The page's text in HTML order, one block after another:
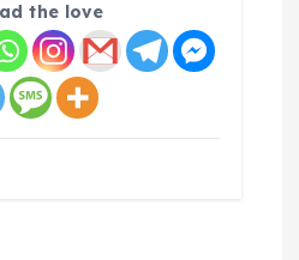
the love